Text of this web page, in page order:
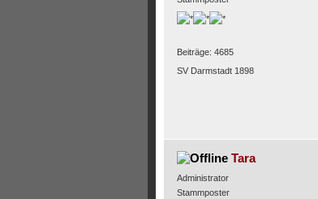
Beiträge: 4685
SV Darmstadt 1898
Tara
Administrator
Stammposter